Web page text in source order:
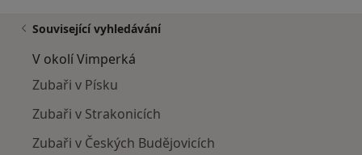
Související vyhledávání
V okolí Vimperká
Zubaři v Písku
Zubaři v Strakonicích
Zubaři v Českých Budějovicích